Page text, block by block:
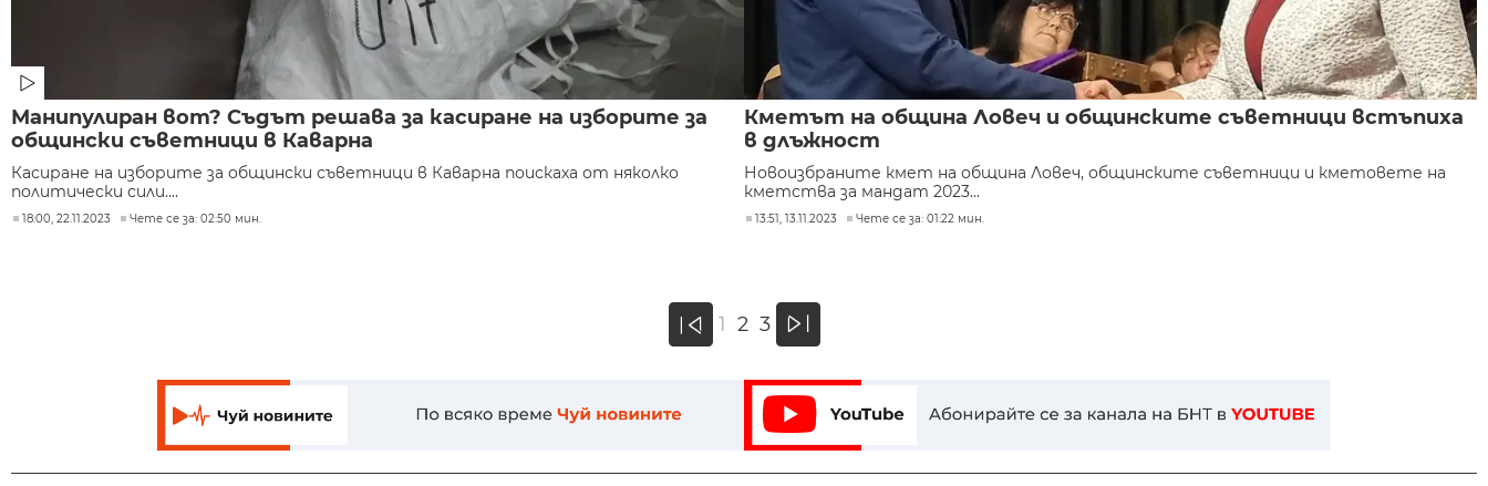
Манипулиран вот? Съдът решава за касиране на изборите за
общински съветници в Каварна
Касиране на изборите за общински съветници в Каварна поискаха от няколко
политически сили....
18:00, 22.11.2023 Чете се за: 02:50 мин.
Кметът на община Ловеч и общинските съветници встъпиха
в длъжност
Новоизбраните кмет на община Ловеч, общинските съветници и кметовете на
кметства за мандат 2023...
13:51, 13.11.2023 Чете се за: 01:22 мин.
« 1 2 3 »